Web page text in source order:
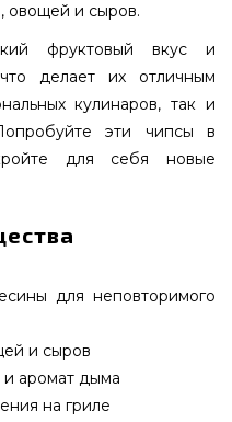
овощей и сыров.
фруктовый вкус и
делает их отличным
кулинаров, так и
эти чипсы в
для себя новые
для неповторимого
и сыров
и аромат дыма
на гриле